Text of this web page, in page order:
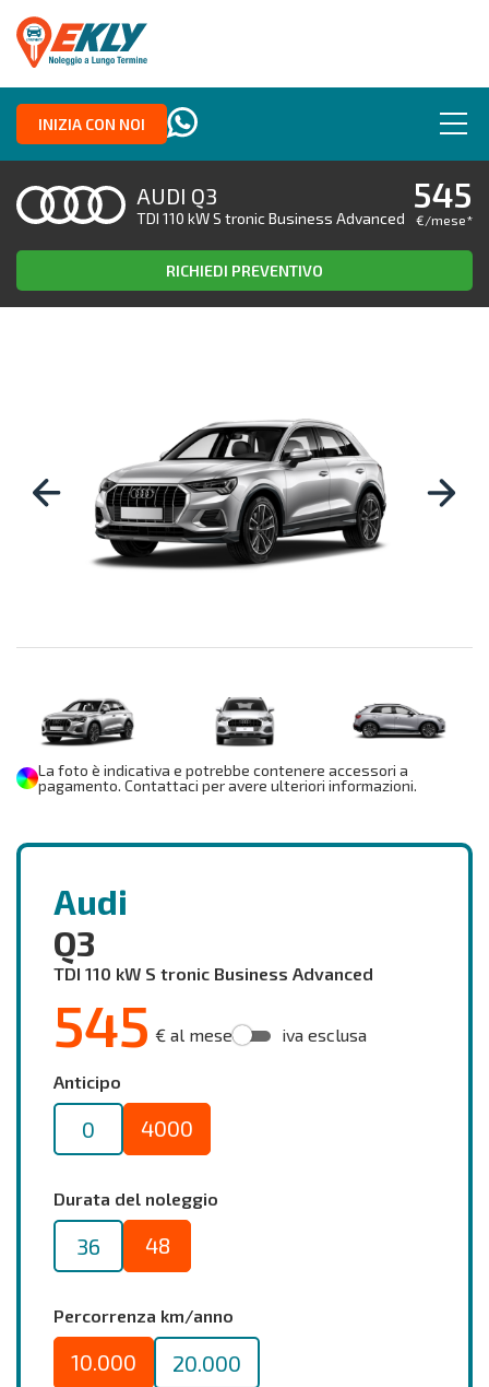
INIZIA CON NOI
AUDI Q3
TDI 110 kW S tronic Business Advanced
545
€/mese*
RICHIEDI PREVENTIVO
La foto è indicativa e potrebbe contenere accessori a
pagamento. Contattaci per avere ulteriori informazioni.
Audi
Q3
TDI 110 kW S tronic Business Advanced
545 € al mese iva esclusa
Anticipo
0 4000
Durata del noleggio
36 48
Percorrenza km/anno
10.000 20.000